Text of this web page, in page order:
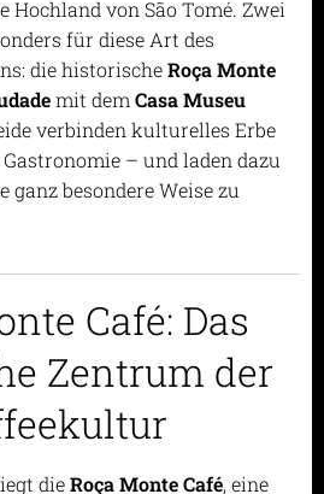
Hochland von São Tomé. Zwei
für diese Art des
die historischeRoça Monte
mit dem Casa Museu
verbinden kulturelles Erbe
– und laden dazu
ganz besondere Weise zu
Café: Das
Zentrum der
dieRoça Monte Café, eine